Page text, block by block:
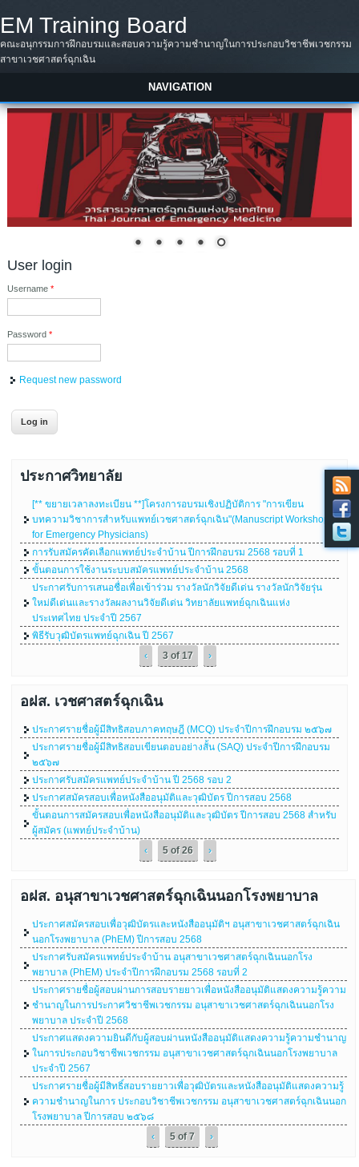
EM Training Board
คณะอนุกรรมการฝึกอบรมและสอบความรู้ความชำนาญในการประกอบวิชาชีพเวชกรรม
สาขาเวชศาสตร์ฉุกเฉิน
NAVIGATION
User login
Username *
Password *
Request new password
ประกาศวิทยาลัย
[** ขยายเวลาลงทะเบียน **]โครงการอบรมเชิงปฏิบัติการ "การเขียน
บทความวิชาการสำหรับแพทย์เวชศาสตร์ฉุกเฉิน"(Manuscript Workshop
for Emergency Physicians)
การรับสมัครคัดเลือกแพทย์ประจำบ้าน ปีการฝึกอบรม 2568 รอบที่ 1
ขั้นตอนการใช้งานระบบสมัครแพทย์ประจำบ้าน 2568
ประกาศรับการเสนอชื่อเพื่อเข้าร่วม รางวัลนักวิจัยดีเด่น รางวัลนักวิจัยรุ่น
ใหม่ดีเด่นและรางวัลผลงานวิจัยดีเด่น วิทยาลัยแพทย์ฉุกเฉินแห่ง
ประเทศไทย ประจำปี 2567
พิธีรับวุฒิบัตรแพทย์ฉุกเฉิน ปี 2567
‹
3 of 17 ›
อฝส. เวชศาสตร์ฉุกเฉิน
ประกาศรายชื่อผู้มีสิทธิสอบภาคทฤษฎี (MCQ) ประจำปีการฝึกอบรม ๒๕๖๗
ประกาศรายชื่อผู้มีสิทธิสอบเขียนตอบอย่างสั้น (SAQ) ประจำปีการฝึกอบรม
๒๕๖๗
ประกาศรับสมัครแพทย์ประจำบ้าน ปี 2568 รอบ 2
ประกาศสมัครสอบเพื่อหนังสืออนุมัติและวุฒิบัตร ปีการสอบ 2568
ขั้นตอนการสมัครสอบเพื่อหนังสืออนุมัติและวุฒิบัตร ปีการสอบ 2568 สำหรับ
ผู้สมัคร (แพทย์ประจำบ้าน)
‹
5 of 26 ›
อฝส. อนุสาขาเวชศาสตร์ฉุกเฉินนอกโรงพยาบาล
ประกาศสมัครสอบเพื่อวุฒิบัตรและหนังสืออนุมัติฯ อนุสาขาเวชศาสตร์ฉุกเฉิน
นอกโรงพยาบาล (PhEM) ปีการสอบ 2568
ประกาศรับสมัครแพทย์ประจำบ้าน อนุสาขาเวชศาสตร์ฉุกเฉินนอกโรง
พยาบาล (PhEM) ประจำปีการฝึกอบรม 2568 รอบที่ 2
ประกาศรายชื่อผู้สอบผ่านการสอบรายยาวเพื่อหนังสืออนุมัติแสดงความรู้ความ
ชำนาญในการประกาศวิชาชีพเวชกรรม อนุสาขาเวชศาสตร์ฉุกเฉินนอกโรง
พยาบาล ประจำปี 2568
ประกาศแสดงความยินดีกับผู้สอบผ่านหนังสืออนุมัติแสดงความรู้ความชำนาญ
ในการประกอบวิชาชีพเวชกรรม อนุสาขาเวชศาสตร์ฉุกเฉินนอกโรงพยาบาล
ประจำปี 2567
ประกาศรายชื่อผู้มีสิทธิ์สอบรายยาวเพื่อวุฒิบัตรและหนังสืออนุมัติแสดงความรู้
ความชำนาญในการ ประกอบวิชาชีพเวชกรรม อนุสาขาเวชศาสตร์ฉุกเฉินนอก
โรงพยาบาล ปีการสอบ ๒๕๖๘
‹
5 of 7 ›